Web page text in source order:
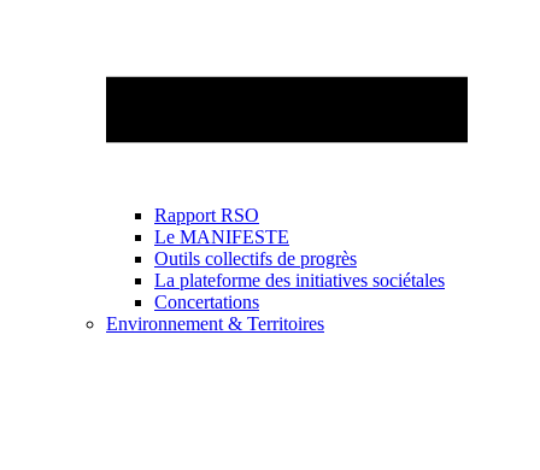
Rapport RSO
Le MANIFESTE
Outils collectifs de progrès
La plateforme des initiatives sociétales
Concertations
Environnement & Territoires